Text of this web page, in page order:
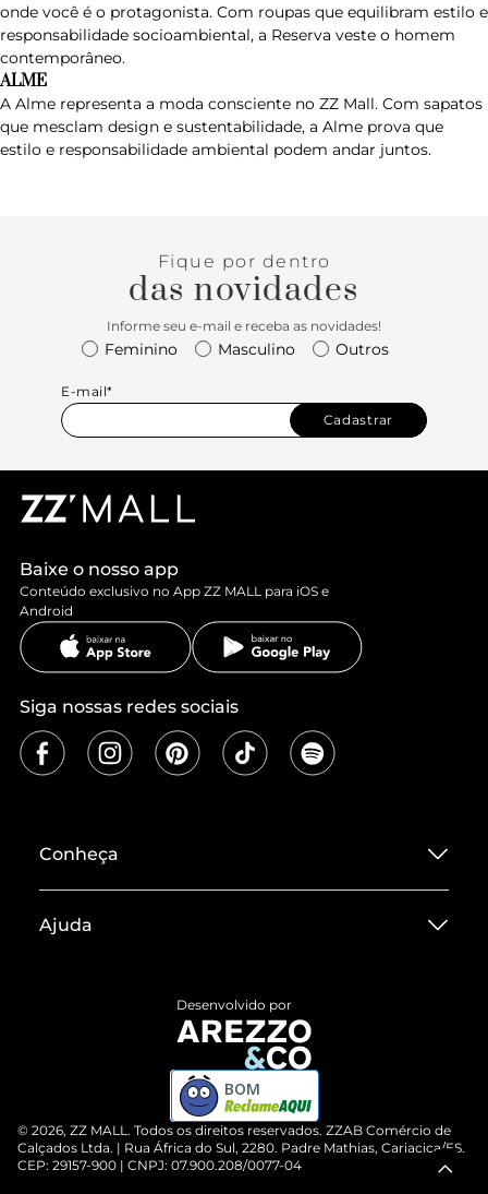
onde você é o protagonista. Com roupas que equilibram estilo e
responsabilidade socioambiental, a Reserva veste o homem
contemporâneo.
ALME
A Alme representa a moda consciente no ZZ Mall. Com sapatos
que mesclam design e sustentabilidade, a Alme prova que
estilo e responsabilidade ambiental podem andar juntos.
Fique por dentro
das novidades
Informe seu e-mail e receba as novidades!
Feminino Masculino Outros
E-mail*
Cadastrar
Baixe o nosso app
Conteúdo exclusivo no App ZZ MALL para iOS e
Android
Siga nossas redes sociais
Conheça
Termos de Uso
Cartão Presente
Ajuda
Compre pelo WhatsApp
© 2026, ZZ MALL. Todos os direitos reservados. ZZAB Comércio de
Calçados Ltda. | Rua África do Sul, 2280. Padre Mathias, Cariacica/ES.
CEP: 29157-900 | CNPJ: 07.900.208/0077-04
Desenvolvido por
BOM